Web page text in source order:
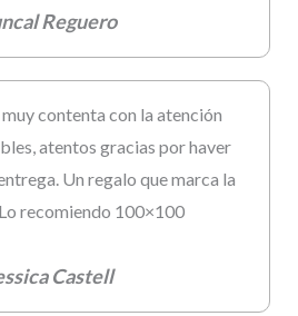
Reguero
contenta con la atención
atentos gracias por haver
Un regalo que marca la
recomiendo 100×100
Castell